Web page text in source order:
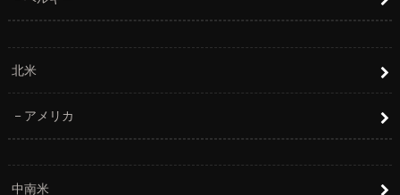
北米
アメリカ
中南米